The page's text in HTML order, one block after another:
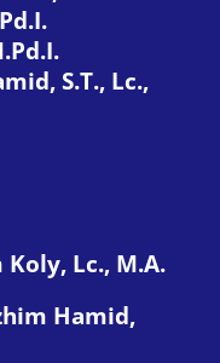
S.T., Lc.,
Lc., M.A.
Hamid,